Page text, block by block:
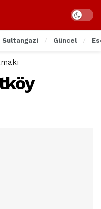
Sultangazi Güncel